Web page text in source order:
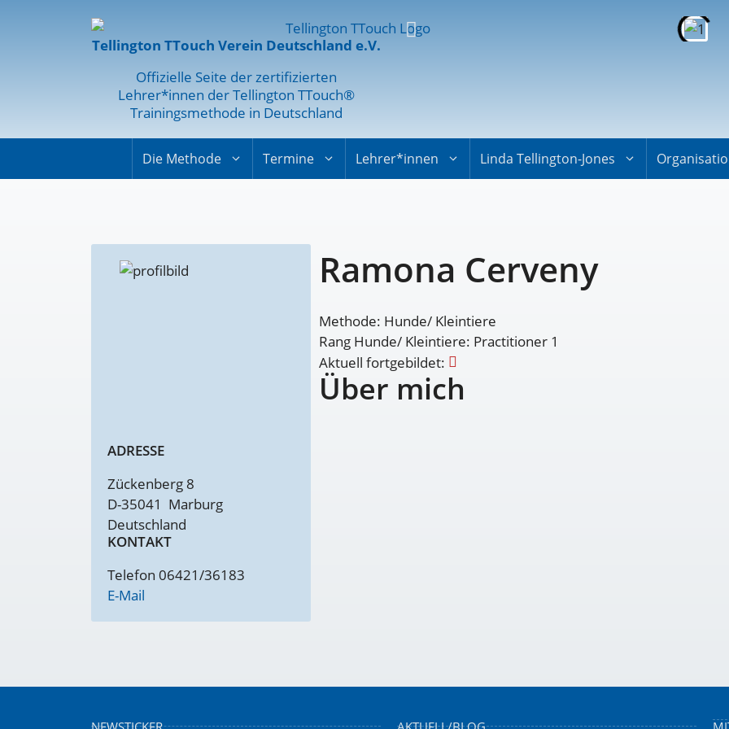
Tellington TTouch Verein Deutschland e.V.
Offizielle Seite der zertifizierten
Lehrer*innen der Tellington TTouch®
Trainingsmethode in Deutschland
Die Methode Termine Lehrer*innen Linda Tellington-Jones
ADRESSE
Zückenberg 8
D-35041 Marburg
Deutschland
KONTAKT
Telefon 06421/36183
E-Mail
Ramona Cerveny
Methode: Hunde/ Kleintiere
Rang Hunde/ Kleintiere: Practitioner 1
Aktuell fortgebildet:
Über mich